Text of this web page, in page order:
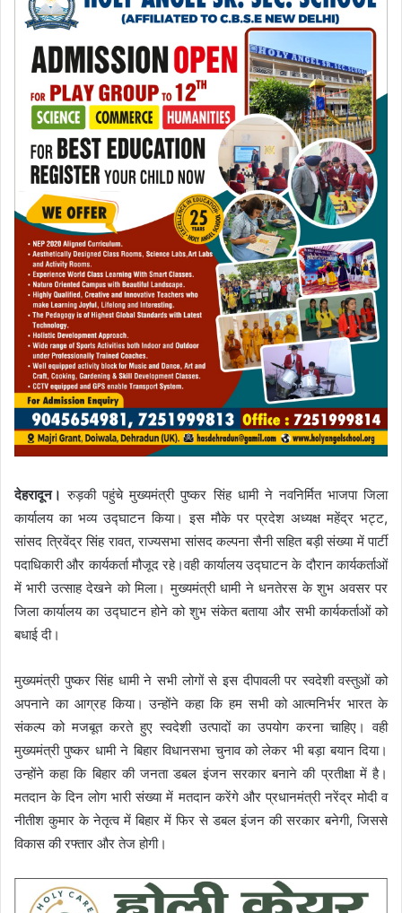
देहरादून। रुड़की पहुंचे मुख्यमंत्री पुष्कर सिंह धामी ने नवनिर्मित भाजपा जिला
कार्यालय का भव्य उद्घाटन किया। इस मौके पर प्रदेश अध्यक्ष महेंद्र भट्ट,
सांसद त्रिवेंद्र सिंह रावत, राज्यसभा सांसद कल्पना सैनी सहित बड़ी संख्या में पार्टी
पदाधिकारी और कार्यकर्ता मौजूद रहे।वही कार्यालय उद्घाटन के दौरान कार्यकर्ताओं
में भारी उत्साह देखने को मिला। मुख्यमंत्री धामी ने धनतेरस के शुभ अवसर पर
जिला कार्यालय का उद्घाटन होने को शुभ संकेत बताया और सभी कार्यकर्ताओं को
बधाई दी।
मुख्यमंत्री पुष्कर सिंह धामी ने सभी लोगों से इस दीपावली पर स्वदेशी वस्तुओं को
अपनाने का आग्रह किया। उन्होंने कहा कि हम सभी को आत्मनिर्भर भारत के
संकल्प को मजबूत करते हुए स्वदेशी उत्पादों का उपयोग करना चाहिए। वही
मुख्यमंत्री पुष्कर धामी ने बिहार विधानसभा चुनाव को लेकर भी बड़ा बयान दिया।
उन्होंने कहा कि बिहार की जनता डबल इंजन सरकार बनाने की प्रतीक्षा में है।
मतदान के दिन लोग भारी संख्या में मतदान करेंगे और प्रधानमंत्री नरेंद्र मोदी व
नीतीश कुमार के नेतृत्व में बिहार में फिर से डबल इंजन की सरकार बनेगी, जिससे
विकास की रफ्तार और तेज होगी।